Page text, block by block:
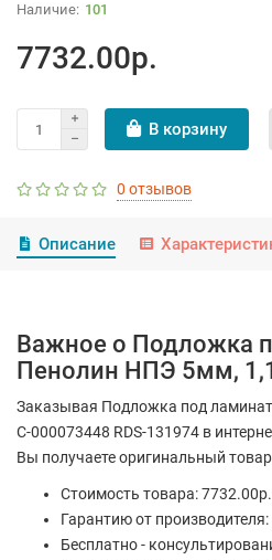
101
7732.00р.
В корзину
0 отзывов
Описание
Важное о Подложка
Пенолин НПЭ 5мм,
Заказывая Подложка под
С-000073448 RDS-131974 в
Вы получаете оригинальный
Стоимость товара: 7732.00р.
Гарантию от
Бесплатно -